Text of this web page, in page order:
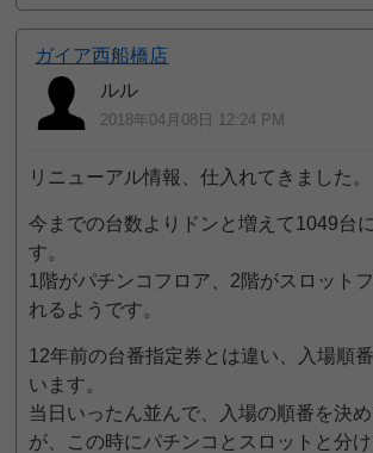
ガイア西船橋店
ルル
2018年04月08日 12:24 PM
リニューアル情報、仕入れてきました。
今までの台数よりドンと増えて1049台
す。
1階がパチンコフロア、2階がスロット
れるようです。
12年前の台番指定券とは違い、入場順
います。
当日いったん並んで、入場の順番を決
が、この時にパチンコとスロットと分